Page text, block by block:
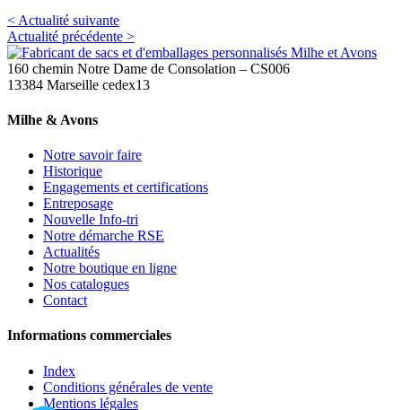
< Actualité suivante
Actualité précédente >
160 chemin Notre Dame de Consolation – CS006
13384 Marseille cedex13
Milhe & Avons
Notre savoir faire
Historique
Engagements et certifications
Entreposage
Nouvelle Info-tri
Notre démarche RSE
Actualités
Notre boutique en ligne
Nos catalogues
Contact
Informations commerciales
Index
Conditions générales de vente
Mentions légales